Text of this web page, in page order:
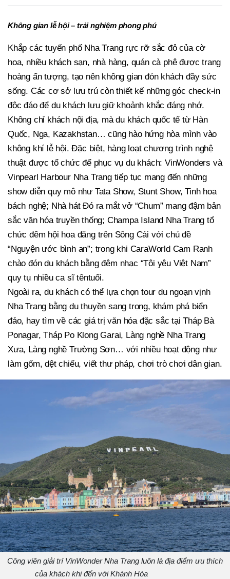
Không gian lễ hội – trải nghiệm phong phú
Khắp các tuyến phố Nha Trang rực rỡ sắc đỏ của cờ
hoa, nhiều khách sạn, nhà hàng, quán cà phê được trang
hoàng ấn tượng, tạo nên không gian đón khách đầy sức
sống. Các cơ sở lưu trú còn thiết kế những góc check-in
độc đáo để du khách lưu giữ khoảnh khắc đáng nhớ.
Không chỉ khách nội địa, mà du khách quốc tế từ Hàn
Quốc, Nga, Kazakhstan… cũng hào hứng hòa mình vào
không khí lễ hội. Đặc biệt, hàng loạt chương trình nghệ
thuật được tổ chức để phục vụ du khách: VinWonders và
Vinpearl Harbour Nha Trang tiếp tục mang đến những
show diễn quy mô như Tata Show, Stunt Show, Tinh hoa
bách nghệ; Nhà hát Đó ra mắt vở “Chum” mang đậm bản
sắc văn hóa truyền thống; Champa Island Nha Trang tổ
chức đêm hội hoa đăng trên Sông Cái với chủ đề
“Nguyện ước bình an”; trong khi CaraWorld Cam Ranh
chào đón du khách bằng đêm nhạc “Tôi yêu Việt Nam”
quy tụ nhiều ca sĩ têntuổi.
Ngoài ra, du khách có thể lựa chọn tour du ngoạn vịnh
Nha Trang bằng du thuyền sang trọng, khám phá biển
đảo, hay tìm về các giá trị văn hóa đặc sắc tại Tháp Bà
Ponagar, Tháp Po Klong Garai, Làng nghề Nha Trang
Xưa, Làng nghề Trường Sơn… với nhiều hoạt động như
làm gốm, dệt chiếu, viết thư pháp, chơi trò chơi dân gian.
Công viên giải trí VinWonder Nha Trang luôn là địa điểm ưu thích
của khách khi đến với Khánh Hòa